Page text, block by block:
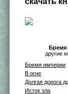
Бремя
другие
Бремя империи
В огне
Долгая дорога
Исток зла